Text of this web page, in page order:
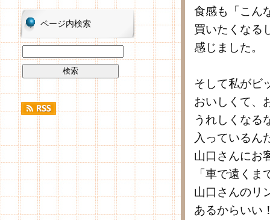
ページ内検索
食感も「こん
買いたくなる
感じました。
そして私がビ
おいしくて、
うれしくなる
入っているん
山口さんにお
「車で遠くま
山口さんのリ
あるからいい